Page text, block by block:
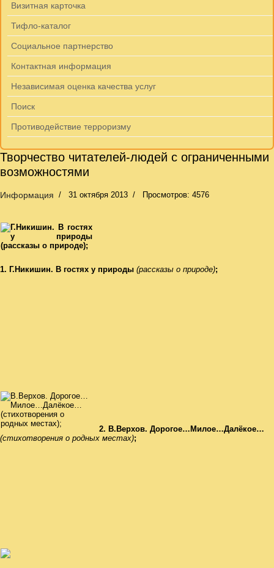
Визитная карточка
Тифло-каталог
Социальное партнерство
Контактная информация
Независимая оценка качества услуг
Поиск
Противодействие терроризму
Творчество читателей-людей с ограниченными
возможностями
Информация 31 октября 2013 Просмотров: 4576
1. Г.Никишин. В гостях у природы (рассказы о природе);
2. В.Верхов. Дорогое…Милое…Далёкое…
(стихотворения о родных местах);